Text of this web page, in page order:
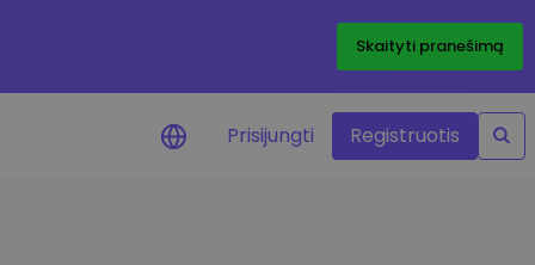
Skaityti pranešimą
Prisijungti Registruotis